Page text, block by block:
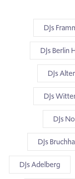
DJs
DJs Berlin
DJs
DJs
DJs
DJs
DJs Adelberg